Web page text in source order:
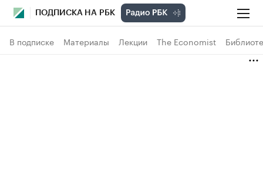
ПОДПИСКА НА РБК
В подписке Материалы Лекции The Economist